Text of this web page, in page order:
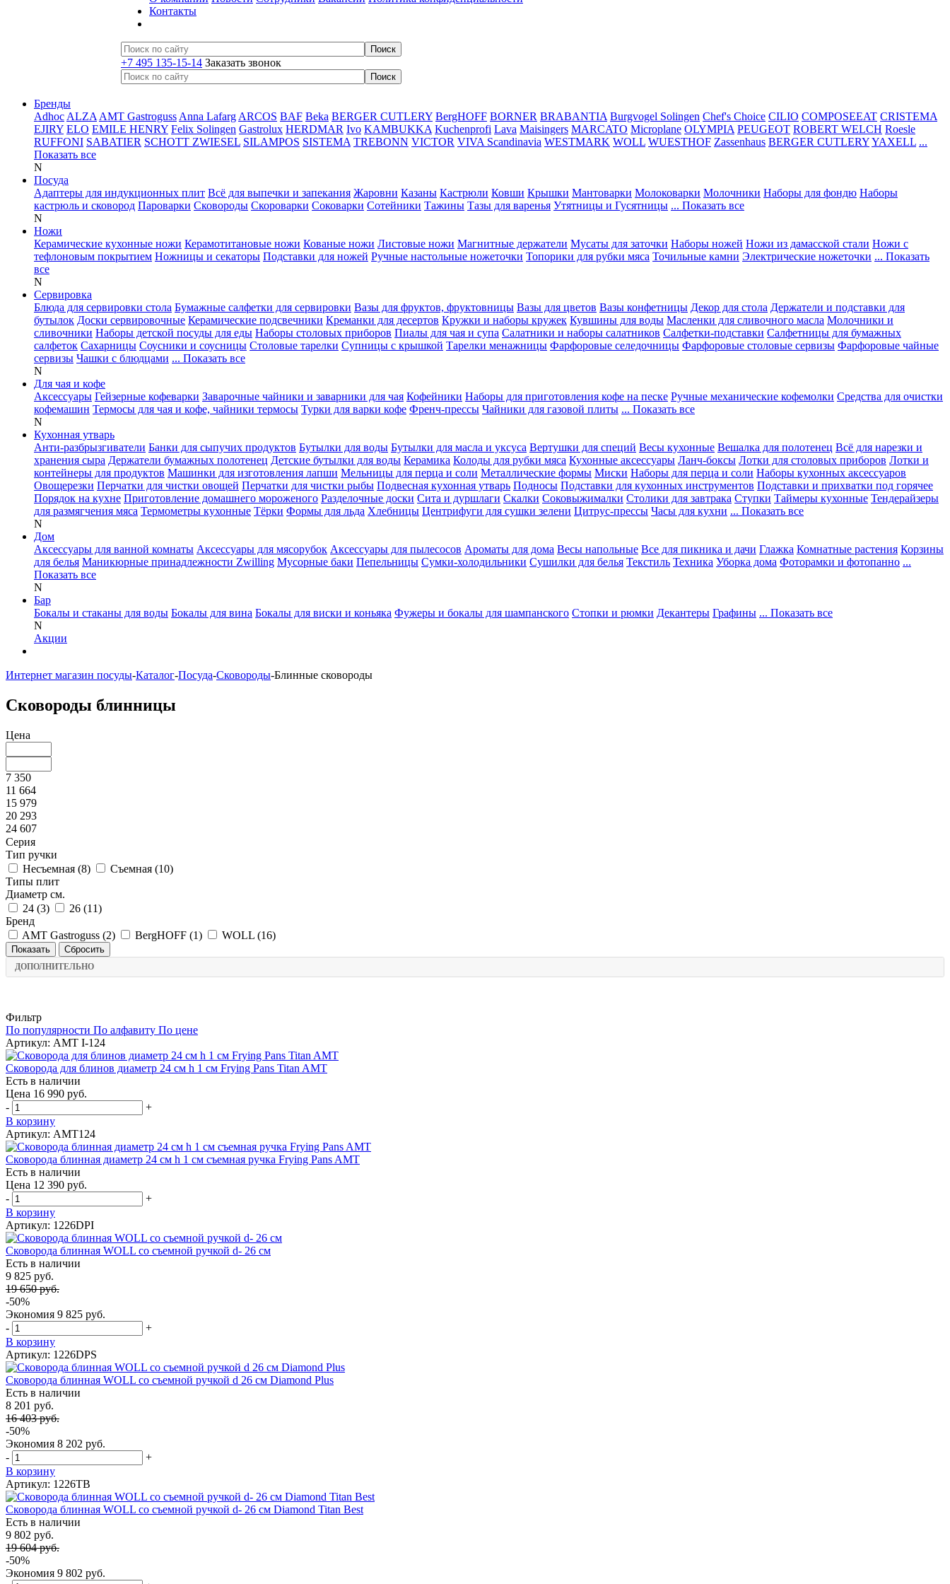
Контакты
+7 495 135-15-14 Заказать звонок
Бренды
Adhoc ALZA AMT Gastroguss Anna Lafarg ARCOS BAF Beka BERGER CUTLERY BergHOFF BORNER BRABANTIA Burgvogel Solingen Chef's Choice CILIO COMPOSEEAT CRISTEMA
EJIRY ELO EMILE HENRY Felix Solingen Gastrolux HERDMAR Ivo KAMBUKKA Kuchenprofi Lava Maisingers MARCATO Microplane OLYMPIA PEUGEOT ROBERT WELCH Roesle
RUFFONI SABATIER SCHOTT ZWIESEL SILAMPOS SISTEMA TREBONN VICTOR VIVA Scandinavia WESTMARK WOLL WUESTHOF Zassenhaus BERGER CUTLERYYAXELL ...
Показать все
N
Посуда
Адаптеры для индукционных плит Всё для выпечки и запекания Жаровни Казаны Кастрюли Ковши Крышки Мантоварки Молоковарки Молочники Наборы для фондю Наборы
кастрюль и сковород Пароварки Сковороды Скороварки Соковарки Сотейники Тажины Тазы для варенья Утятницы и Гусятницы ... Показать все
N
Ножи
Керамические кухонные ножи Керамотитановые ножи Кованые ножи Листовые ножи Магнитные держатели Мусаты для заточки Наборы ножей Ножи из дамасской стали Ножи с
тефлоновым покрытием Ножницы и секаторы Подставки для ножей Ручные настольные ножеточки Топорики для рубки мяса Точильные камни Электрические ножеточки ... Показать
все
N
Сервировка
Блюда для сервировки стола Бумажные салфетки для сервировки Вазы для фруктов, фруктовницы Вазы для цветов Вазы конфетницы Декор для стола Держатели и подставки для
бутылок Доски сервировочные Керамические подсвечники Креманки для десертов Кружки и наборы кружек Кувшины для воды Масленки для сливочного масла Молочники и
сливочники Наборы детской посуды для еды Наборы столовых приборов Пиалы для чая и супа Салатники и наборы салатников Салфетки-подставки Салфетницы для бумажных
салфеток Сахарницы Соусники и соусницы Столовые тарелки Супницы с крышкой Тарелки менажницы Фарфоровые селедочницы Фарфоровые столовые сервизы Фарфоровые чайные
сервизы Чашки с блюдцами ... Показать все
N
Для чая и кофе
Аксессуары Гейзерные кофеварки Заварочные чайники и заварники для чая Кофейники Наборы для приготовления кофе на песке Ручные механические кофемолки Средства для очистки
кофемашин Термосы для чая и кофе, чайники термосы Турки для варки кофе Френч-прессы Чайники для газовой плиты ... Показать все
N
Кухонная утварь
Анти-разбрызгиватели Банки для сыпучих продуктов Бутылки для воды Бутылки для масла и уксуса Вертушки для специй Весы кухонные Вешалка для полотенец Всё для нарезки и
хранения сыра Держатели бумажных полотенец Детские бутылки для воды Керамика Колоды для рубки мяса Кухонные аксессуары Ланч-боксы Лотки для столовых приборов Лотки и
контейнеры для продуктов Машинки для изготовления лапши Мельницы для перца и соли Металлические формы Миски Наборы для перца и соли Наборы кухонных аксессуаров
Овощерезки Перчатки для чистки овощей Перчатки для чистки рыбы Подвесная кухонная утварь Подносы Подставки для кухонных инструментов Подставки и прихватки под горячее
Порядок на кухне Приготовление домашнего мороженого Разделочные доски Сита и дуршлаги Скалки Соковыжималки Столики для завтрака Ступки Таймеры кухонные Тендерайзеры
для размягчения мяса Термометры кухонные Тёрки Формы для льда Хлебницы Центрифуги для сушки зелени Цитрус-прессы Часы для кухни ... Показать все
N
Дом
Аксессуары для ванной комнаты Аксессуары для мясорубок Аксессуары для пылесосов Ароматы для дома Весы напольные Все для пикника и дачи Глажка Комнатные растения Корзины
для белья Маникюрные принадлежности Zwilling Мусорные баки Пепельницы Сумки-холодильники Сушилки для белья Текстиль Техника Уборка дома Фоторамки и фотопанно ...
Показать все
N
Бар
Бокалы и стаканы для воды Бокалы для вина Бокалы для виски и коньяка Фужеры и бокалы для шампанского Стопки и рюмки Декантеры Графины ... Показать все
N
Акции
Интернет магазин посуды-Каталог-Посуда-Сковороды-Блинные сковороды
Сковороды блинницы
Цена
7 350
11 664
15 979
20 293
24 607
Серия
Тип ручки
Несъемная (8) Съемная (10)
Типы плит
Диаметр см.
24 (3) 26 (11)
Бренд
AMT Gastroguss (2) BergHOFF (1) WOLL (16)
ДОПОЛНИТЕЛЬНО
Фильтр
По популярности По алфавиту По цене
Артикул: AMT I-124
Сковорода для блинов диаметр 24 см h 1 см Frying Pans Titan AMT
Есть в наличии
Цена 16 990 руб.
-
+
В корзину
Артикул: AMT124
Сковорода блинная диаметр 24 см h 1 см съемная ручка Frying Pans AMT
Есть в наличии
Цена 12 390 руб.
-
+
В корзину
Артикул: 1226DPI
Сковорода блинная WOLL со съемной ручкой d- 26 см
Есть в наличии
9 825 руб.
19 650 руб.
-50%
Экономия 9 825 руб.
-
+
В корзину
Артикул: 1226DPS
Сковорода блинная WOLL со съемной ручкой d 26 см Diamond Plus
Есть в наличии
8 201 руб.
16 403 руб.
-50%
Экономия 8 202 руб.
-
+
В корзину
Артикул: 1226TB
Сковорода блинная WOLL со съемной ручкой d- 26 см Diamond Titan Best
Есть в наличии
9 802 руб.
19 604 руб.
-50%
Экономия 9 802 руб.